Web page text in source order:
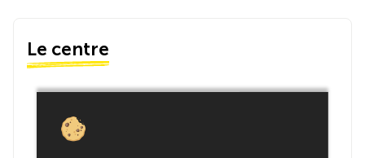
Le centre